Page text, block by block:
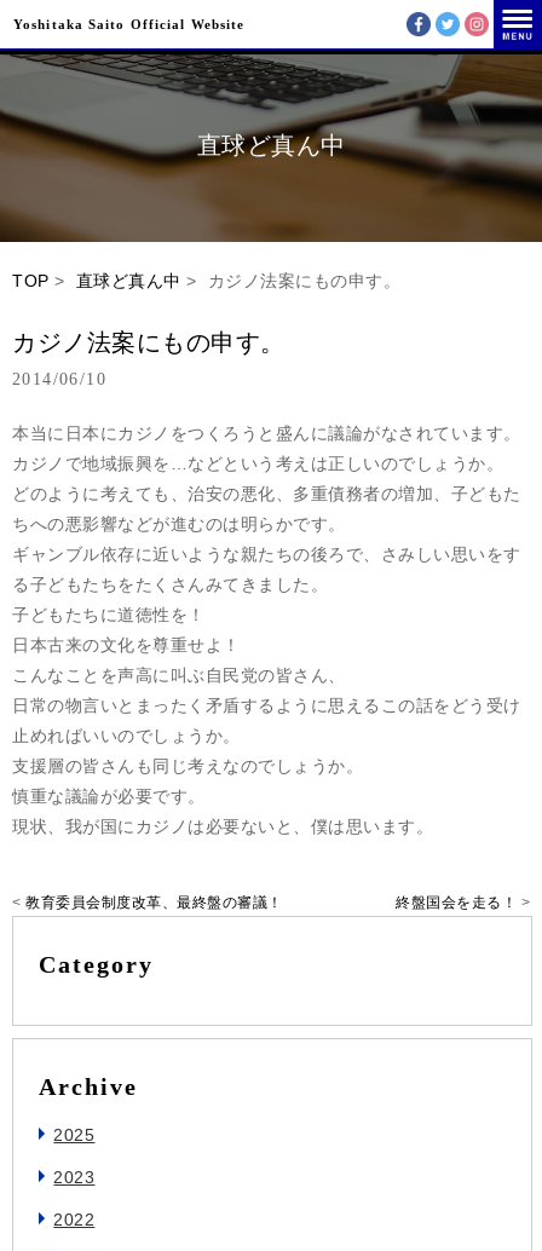
Yoshitaka Saito Official Website
直球ど真ん中
TOP > 直球ど真ん中 > カジノ法案にもの申す。
カジノ法案にもの申す。
2014/06/10
本当に日本にカジノをつくろうと盛んに議論がなされています。
カジノで地域振興を…などという考えは正しいのでしょうか。
どのように考えても、治安の悪化、多重債務者の増加、子どもた
ちへの悪影響などが進むのは明らかです。
ギャンブル依存に近いような親たちの後ろで、さみしい思いをす
る子どもたちをたくさんみてきました。
子どもたちに道徳性を！
日本古来の文化を尊重せよ！
こんなことを声高に叫ぶ自民党の皆さん、
日常の物言いとまったく矛盾するように思えるこの話をどう受け
止めればいいのでしょうか。
支援層の皆さんも同じ考えなのでしょうか。
慎重な議論が必要です。
現状、我が国にカジノは必要ないと、僕は思います。
< 教育委員会制度改革、最終盤の審議！ 終盤国会を走る！ >
Category
Archive
2025
2023
2022